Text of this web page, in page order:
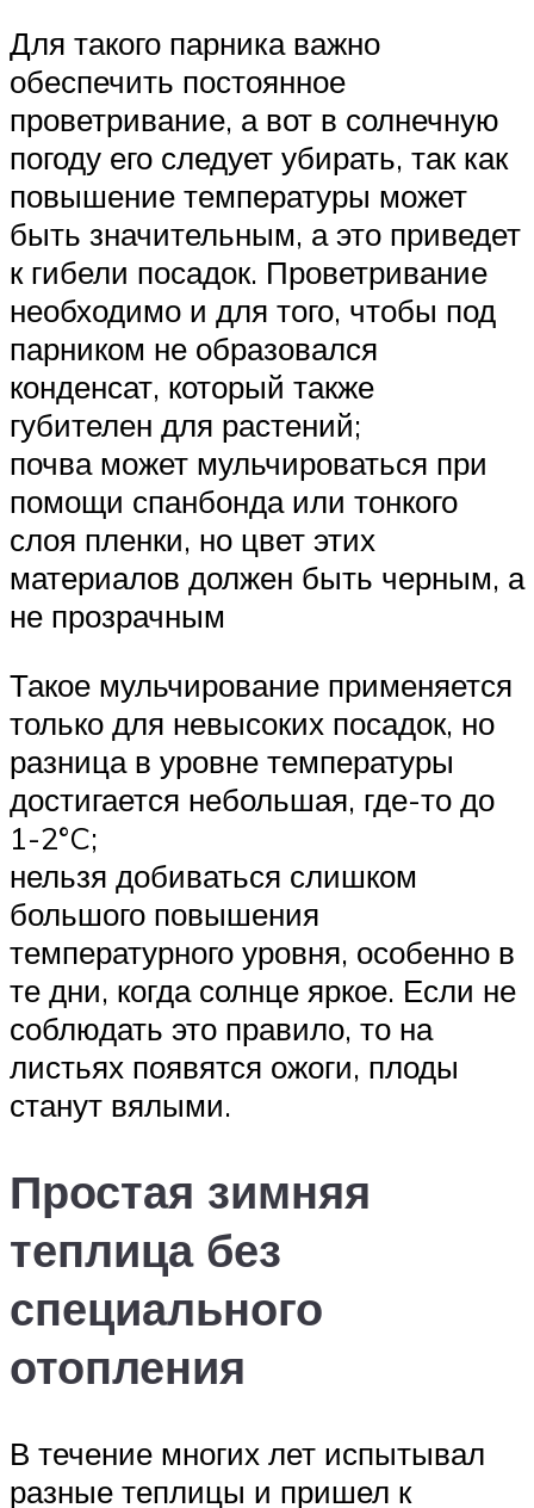
Для такого парника важно
обеспечить постоянное
проветривание, а вот в солнечную
погоду его следует убирать, так как
повышение температуры может
быть значительным, а это приведет
к гибели посадок. Проветривание
необходимо и для того, чтобы под
парником не образовался
конденсат, который также
губителен для растений;
почва может мульчироваться при
помощи спанбонда или тонкого
слоя пленки, но цвет этих
материалов должен быть черным, а
не прозрачным
Такое мульчирование применяется
только для невысоких посадок, но
разница в уровне температуры
достигается небольшая, где-то до
1-2°C;
нельзя добиваться слишком
большого повышения
температурного уровня, особенно в
те дни, когда солнце яркое. Если не
соблюдать это правило, то на
листьях появятся ожоги, плоды
станут вялыми.
Простая зимняя
теплица без
специального
отопления
В течение многих лет испытывал
разные теплицы и пришел к